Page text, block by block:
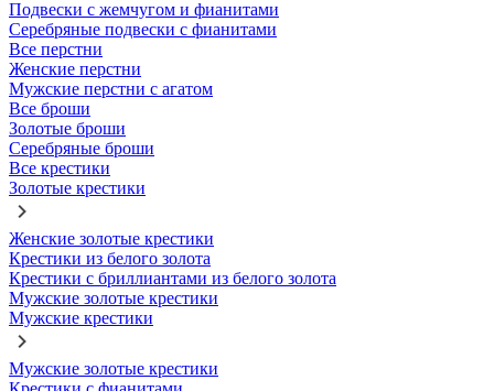
Подвески с жемчугом и фианитами
Серебряные подвески с фианитами
Все перстни
Женские перстни
Мужские перстни с агатом
Все броши
Золотые броши
Серебряные броши
Все крестики
Золотые крестики
Женские золотые крестики
Крестики из белого золота
Крестики с бриллиантами из белого золота
Мужские золотые крестики
Мужские крестики
Мужские золотые крестики